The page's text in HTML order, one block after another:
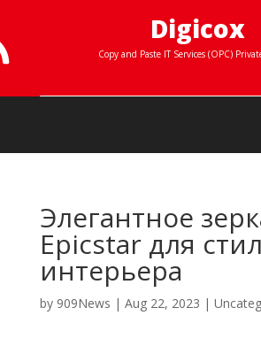
Digicox
Copy and Paste IT Services (OPC)
Элегантное
Epicstar для
интерьера
by 909News | Aug 22, 2023 |